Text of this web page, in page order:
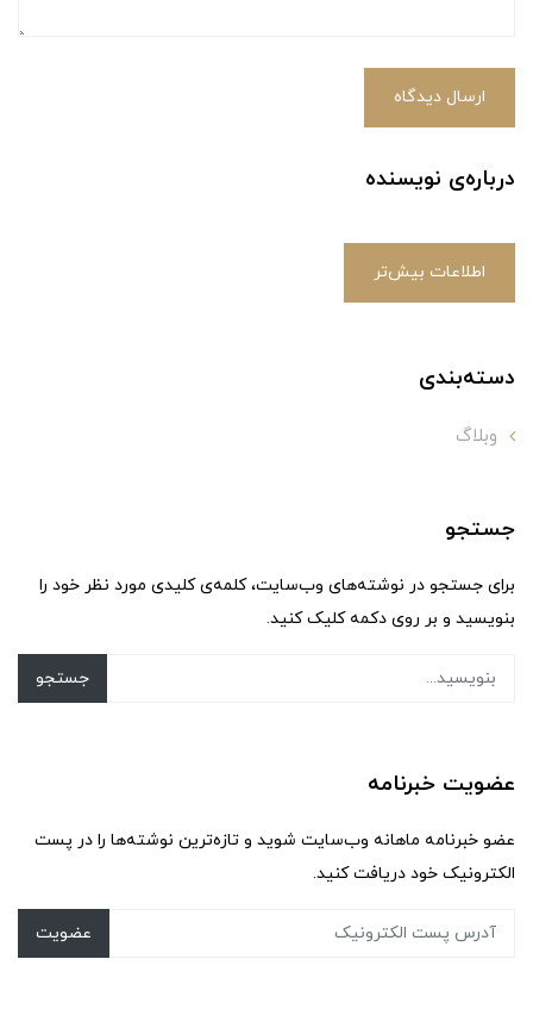
ارسال دیدگاه
درباره‌ی نویسنده
اطلاعات بیش‌تر
دسته‌بندی
وبلاگ
جستجو
برای جستجو در نوشته‌های وب‌سایت، کلمه‌ی کلیدی مورد نظر خود را
بنویسید و بر روی دکمه کلیک کنید.
جستجو
عضویت خبرنامه
عضو خبرنامه ماهانه وب‌سایت شوید و تازه‌ترین نوشته‌ها را در پست
الکترونیک خود دریافت کنید.
عضویت